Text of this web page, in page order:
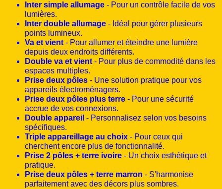
Inter simple allumage - Pour un contrôle facile de vos
lumières.
Inter double allumage - Idéal pour gérer plusieurs
points lumineux.
Va et vient - Pour allumer et éteindre une lumière
depuis deux endroits différents.
Double va et vient - Pour plus de commodité dans les
espaces multiples.
Prise deux pôles - Une solution pratique pour vos
appareils électroménagers.
Prise deux pôles plus terre - Pour une sécurité
accrue de vos connexions.
Double appareil - Personnalisez selon vos besoins
spécifiques.
Triple appareillage au choix - Pour ceux qui
cherchent encore plus de fonctionnalité.
Prise 2 pôles + terre ivoire - Un choix esthétique et
pratique.
Prise deux pôles + terre marron - S'harmonise
parfaitement avec des décors plus sombres.